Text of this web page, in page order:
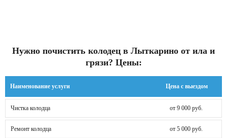
Нужно почистить колодец в Лыткарино от ила и
грязи? Цены:
Наименование услуги Цена с выездом
Чистка колодца от 9 000 руб.
Ремонт колодца от 5 000 руб.